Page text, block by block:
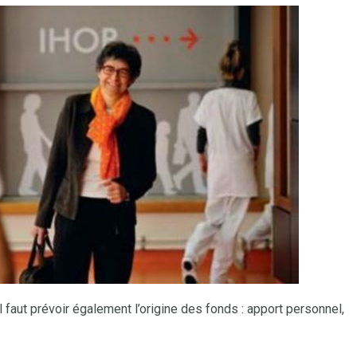
prévoir également l’origine des fonds : apport personnel,